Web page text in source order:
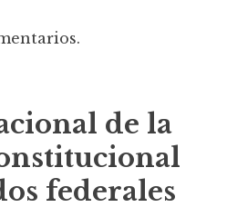
de la
federales